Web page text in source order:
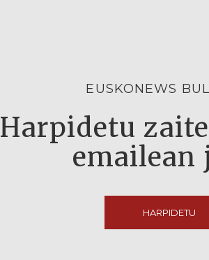
EUSKONEWS
Harpidetu
emailean
HARPIDETU